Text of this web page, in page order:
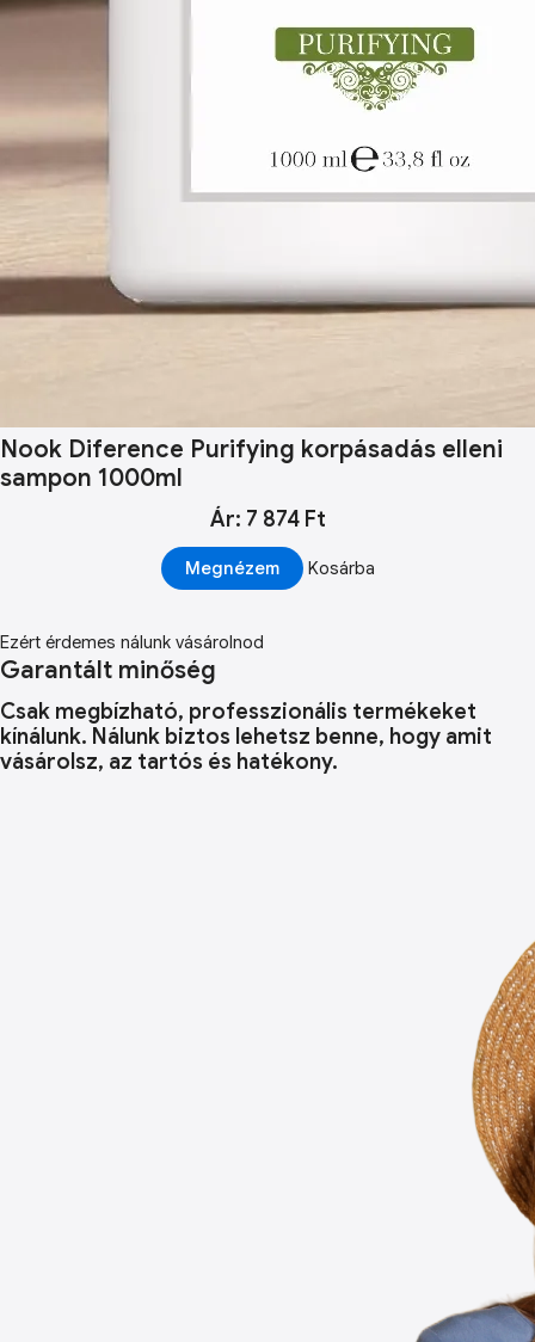
Nook Diference Purifying korpásadás elleni
sampon 1000ml
Ár: 7 874 Ft
Megnézem Kosárba
Ezért érdemes nálunk vásárolnod
Garantált minőség
Csak megbízható, professzionális termékeket
kínálunk. Nálunk biztos lehetsz benne, hogy amit
vásárolsz, az tartós és hatékony.